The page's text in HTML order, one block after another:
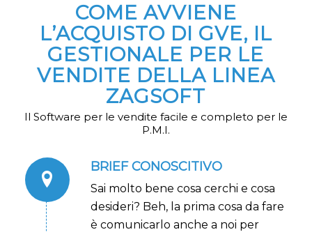
COME AVVIENE
L’ACQUISTO DI GVE, IL
GESTIONALE PER LE
VENDITE DELLA LINEA
ZAGSOFT
Il Software per le vendite facile e completo per le
P.M.I.
BRIEF CONOSCITIVO
Sai molto bene cosa cerchi e cosa
desideri? Beh, la prima cosa da fare
è comunicarlo anche a noi per